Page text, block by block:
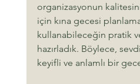
organizasyonun
için kına gecesi
kullanabileceğin pratik
hazırladık. Böylece,
keyifli ve anlamlı bir